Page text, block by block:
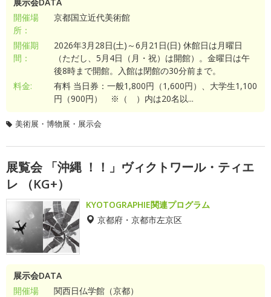
開催場
所：
京都国立近代美術館
開催期
間：
2026年3月28日(土)～6月21日(日) 休館日は月曜日
（ただし、5月4日（月・祝）は開館）。金曜日は午
後8時まで開館。入館は閉館の30分前まで。
料金:
有料 当日券：一般1,800円（1,600円）、大学生1,100
円（900円） ※（ ）内は20名以...
美術展・博物展・展示会
展覧会 「沖縄 ！！」ヴィクトワール・ティエ
レ （KG+）
KYOTOGRAPHIE関連プログラム
京都府・京都市左京区
展示会DATA
開催場
関西日仏学館（京都）